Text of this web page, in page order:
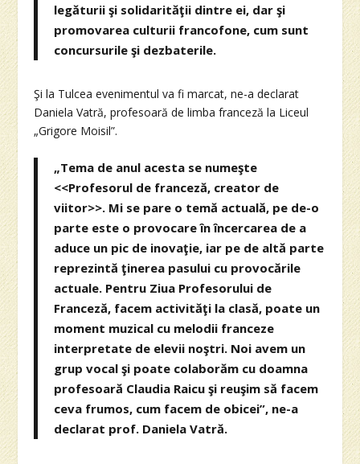
legăturii şi solidarităţii dintre ei, dar şi
promovarea culturii francofone, cum sunt
concursurile şi dezbaterile.
Şi la Tulcea evenimentul va fi marcat, ne-a declarat
Daniela Vatră, profesoară de limba franceză la Liceul
„Grigore Moisil”.
„Tema de anul acesta se numeşte
<<Profesorul de franceză, creator de
viitor>>. Mi se pare o temă actuală, pe de-o
parte este o provocare în încercarea de a
aduce un pic de inovaţie, iar pe de altă parte
reprezintă ţinerea pasului cu provocările
actuale. Pentru Ziua Profesorului de
Franceză, facem activităţi la clasă, poate un
moment muzical cu melodii franceze
interpretate de elevii noştri. Noi avem un
grup vocal şi poate colaborăm cu doamna
profesoară Claudia Raicu şi reuşim să facem
ceva frumos, cum facem de obicei”, ne-a
declarat prof. Daniela Vatră.